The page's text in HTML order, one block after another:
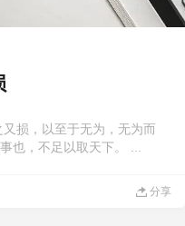
损，以至于无为，无为而
分享